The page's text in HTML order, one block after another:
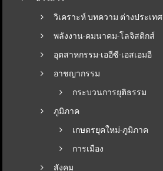
วิเคราะห์ บทความ ต่างประเทศ
พลังงาน-คมนาคม-โลจิสติกส์
อุตสาหกรรม-เออีซี-เอสเอมอี
อาชญากรรม
กระบวนการยุติธรรม
ภูมิภาค
เกษตรยุคใหม่-ภูมิภาค
การเมือง
สังคม